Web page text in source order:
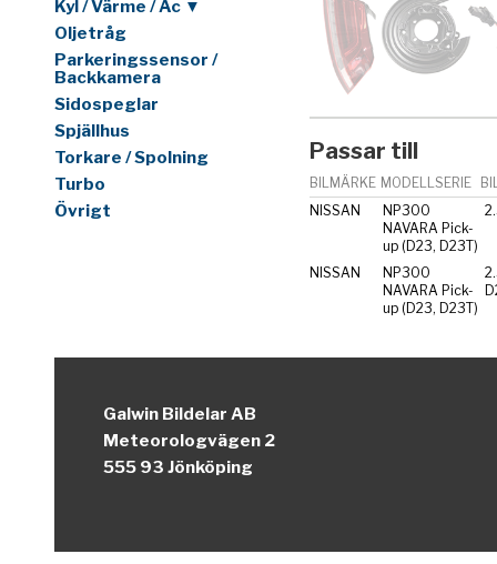
Kyl / Värme / Ac ▼
Oljetråg
Parkeringssensor /
Backkamera
Sidospeglar
Spjällhus
Torkare / Spolning
Turbo
Övrigt
Passar till
BILMÄRKE MODELLSERIE
NISSAN
NP300
NAVARA Pick-
up (D23, D23T)
NISSAN
NP300
NAVARA Pick-
up (D23, D23T)
Galwin Bildelar AB
Meteorologvägen 2
555 93 Jönköping